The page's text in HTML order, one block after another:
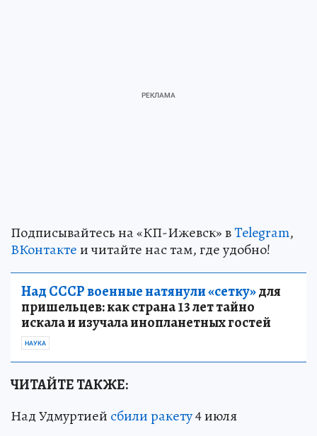
Подписывайтесь на «КП-Ижевск» вTelegram,
ВКонтактеи читайте нас там, где удобно!
Над СССР военные натянули «сетку»для
пришельцев: как страна 13 лет тайно
искала и изучала инопланетных гостей
НАУКА
ЧИТАЙТЕ ТАКЖЕ:
Над Удмуртией сбили ракету4 июля